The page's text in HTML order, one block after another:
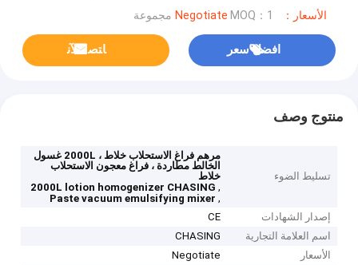
الأسعار：Negotiate MOQ：1 مجموعة
افضل سعر ﺎﺘﺼﻟ ﺍﻶﻧ
منتوج وصف
تسليط الضوء
مرهم فراغ الاستحلاب خلاط ، 2000L غسول
الخالط مطاردة ، فراغ معجون الاستحلاب
خلاط
,
2000L lotion homogenizer CHASING
,
Paste vacuum emulsifying mixer
إصدار الشهادات
CE
اسم العلامة التجارية
CHASING
الأسعار
Negotiate